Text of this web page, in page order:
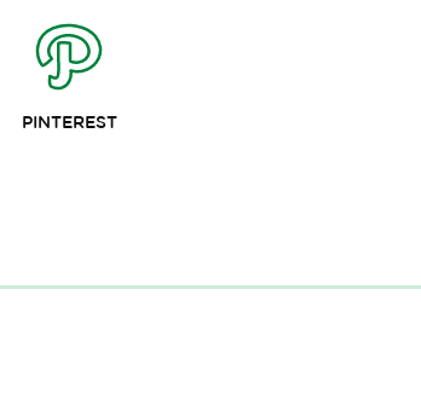
PINTEREST